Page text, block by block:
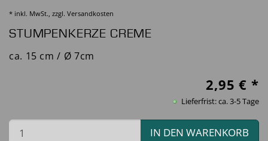
* inkl. MwSt., zzgl. Versandkosten
STUMPENKERZE CREME
ca. 15 cm / Ø 7cm
2,95 € *
Lieferfrist: ca. 3-5 Tage
IN DEN WARENKORB